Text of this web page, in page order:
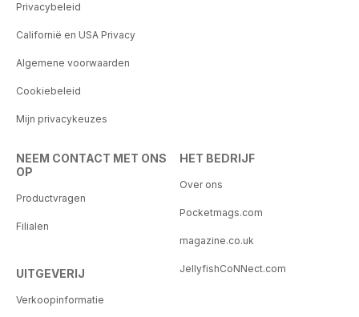
Privacybeleid
Californië en USA Privacy
Algemene voorwaarden
Cookiebeleid
Mijn privacykeuzes
NEEM CONTACT MET ONS
OP
Productvragen
Filialen
UITGEVERIJ
Verkoopinformatie
HET BEDRIJF
Over ons
Pocketmags.com
magazine.co.uk
JellyfishCoNNect.com